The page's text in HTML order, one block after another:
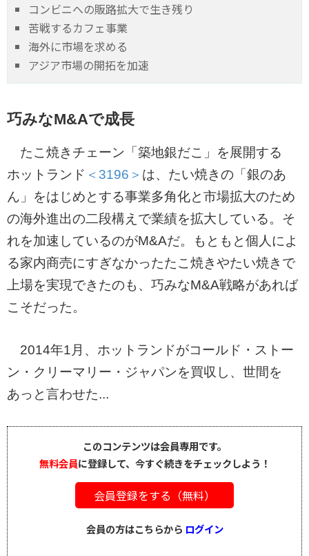
コンビニへの販路拡大で生き残り
苦戦するカフェ事業
海外に市場を求める
アジア市場の開拓を加速
巧みなM&Aで成長
たこ焼きチェーン「築地銀だこ」を展開する
ホットランド ＜3196＞ は、たい焼きの「銀のあ
ん」をはじめとする事業多角化と市場拡大のため
の海外進出の二段構えで業績を拡大している。そ
れを加速しているのがM&Aだ。もともと個人によ
る家内商売にすぎなかったたこ焼きやたい焼きで
上場を実現できたのも、巧みなM&A戦略があれば
こそだった。
2014年1月、ホットランドがコールド・ストー
ン・クリーマリー・ジャパンを買収し、世間を
あっと言わせた...
このコンテンツは会員専用です。
無料会員に登録して、今すぐ続きをチェックしよう！
会員登録をする（無料）
会員の方はこちらから ログイン